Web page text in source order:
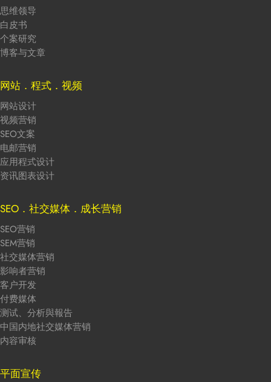
思维领导
白皮书
个案研究
博客与文章
网站．程式．视频
网站设计
视频营销
SEO文案
电邮营销
应用程式设计
资讯图表设计
SEO．社交媒体．成长营销
SEO营销
SEM营销
社交媒体营销
影响者营销
客户开发
付费媒体
测试、分析與報告
中国内地社交媒体营销
内容审核
平面宣传